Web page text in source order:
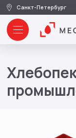
Санкт-Петербург